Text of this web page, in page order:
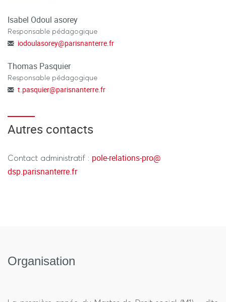
Isabel Odoul asorey
Responsable pédagogique
iodoulasorey@parisnanterre.fr
Thomas Pasquier
Responsable pédagogique
t.pasquier@parisnanterre.fr
Autres contacts
Contact administratif : pole-relations-pro@
dsp.parisnanterre.fr
Organisation